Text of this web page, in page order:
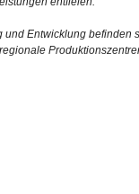
Entwicklung befinden